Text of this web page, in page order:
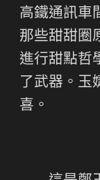
高鐵通訊車
那些甜甜圈
進行甜點哲
了武器。玉
喜。